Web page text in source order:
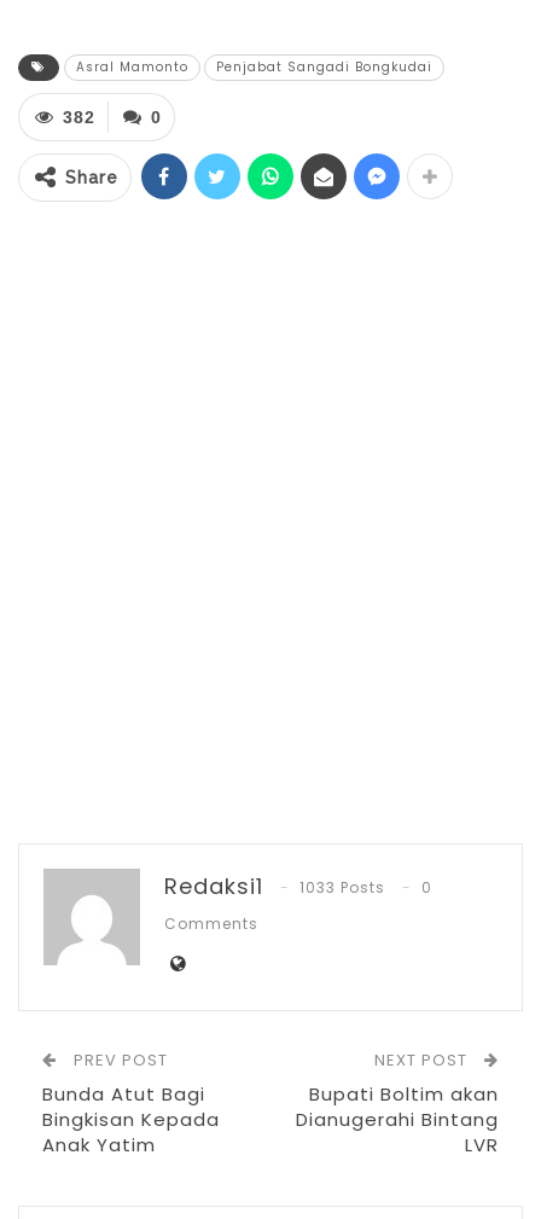
dengan menerapkan protokol kesehatan
secara ketat, di ruang kerja Wakil Bupati
Boltim Oskar Manoppo. Dalam
sambutannya Wabup mengatakan, pada
Daerah TIDAR…
DLH Kotamobagu Tegaskan Area Parkir
Wabup juga meminta, agar Sangadi
membangun kembali sinergitas
Asral Mamonto Penjabat Sangadi Bongkudai
0
382
Share
Redaksi1 1033 Posts
0
Comments
PREV POST
Bunda Atut Bagi
Bingkisan Kepada
Anak Yatim
NEXT POST
Bupati Boltim akan
Dianugerahi Bintang
LVR